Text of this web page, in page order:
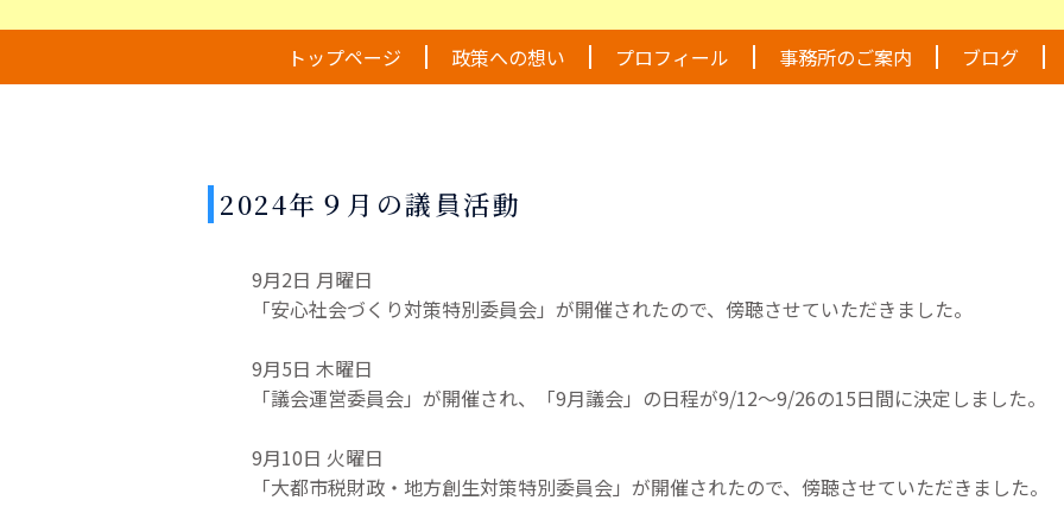
トップページ 政策への想い プロフィール 事務所のご案内 ブログ
2024年９月の議員活動
9月2日 月曜日
「安心社会づくり対策特別委員会」が開催されたので、傍聴させていただきました。
9月5日 木曜日
「議会運営委員会」が開催され、「9月議会」の日程が9/12〜9/26の15日間に決定しました。
9月10日 火曜日
「大都市税財政・地方創生対策特別委員会」が開催されたので、傍聴させていただきました。